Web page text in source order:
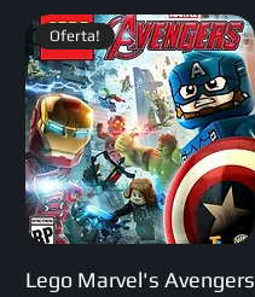
Oferta!
Lego Marvel's Avengers